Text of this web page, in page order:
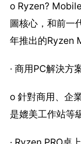
o Ryzen?
圖核心，和前一
年推出的Ryzen
· 商用PC解決方
o 針對商用、企
是媲美工作站等